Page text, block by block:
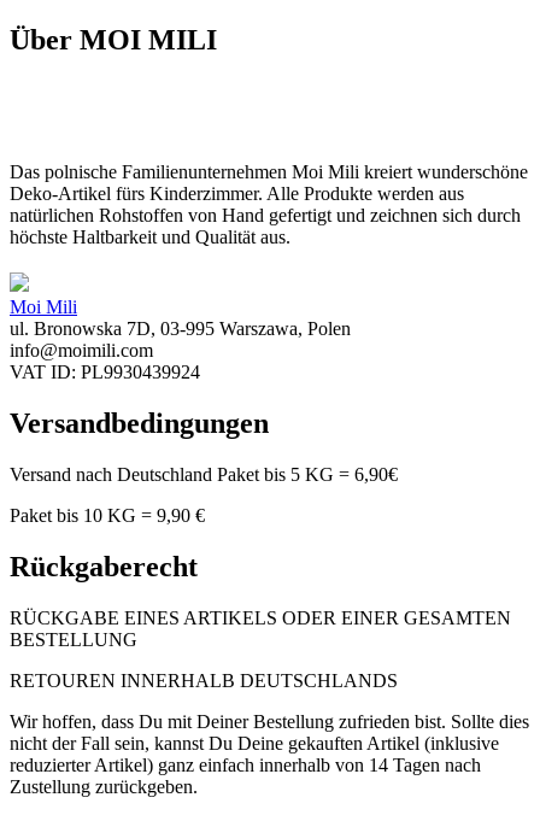
Über MOI MILI
Das polnische Familienunternehmen Moi Mili kreiert wunderschöne
Deko-Artikel fürs Kinderzimmer. Alle Produkte werden aus
natürlichen Rohstoffen von Hand gefertigt und zeichnen sich durch
höchste Haltbarkeit und Qualität aus.
Moi Mili
ul. Bronowska 7D, 03-995 Warszawa, Polen
info@moimili.com
VAT ID: PL9930439924
Versandbedingungen
Versand nach Deutschland Paket bis 5 KG = 6,90€
Paket bis 10 KG = 9,90 €
Rückgaberecht
RÜCKGABE EINES ARTIKELS ODER EINER GESAMTEN
BESTELLUNG
RETOUREN INNERHALB DEUTSCHLANDS
Wir hoffen, dass Du mit Deiner Bestellung zufrieden bist. Sollte dies
nicht der Fall sein, kannst Du Deine gekauften Artikel (inklusive
reduzierter Artikel) ganz einfach innerhalb von 14 Tagen nach
Zustellung zurückgeben.